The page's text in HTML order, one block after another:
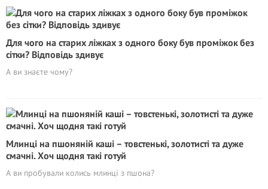
Для чого на старих ліжках з одного боку був проміжок без
сітки? Відповідь здивує
А ви знаєте чому?
Млинці на пшоняній каші – товстенькі, золотисті та дуже
смачні. Хоч щодня такі готуй
А ви пробували колись млинці з пшона?